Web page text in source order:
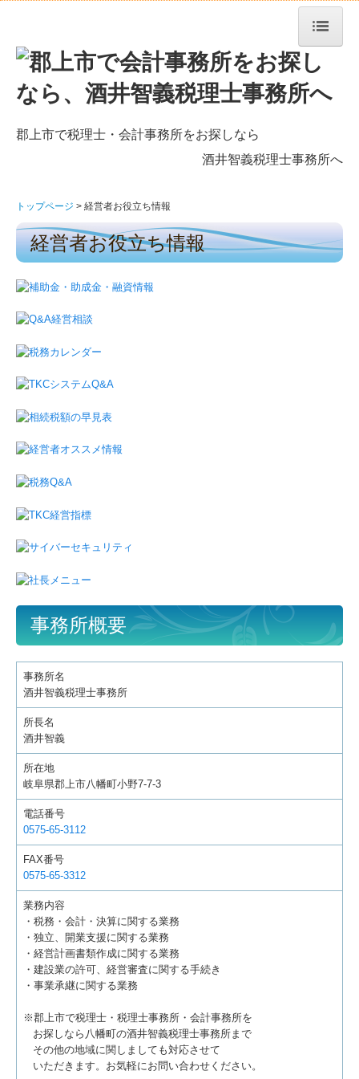
トップページ
事務所紹介
経営理念
交通案内
経営者お役立ち情報
関与先向け融資商品ご紹介
TKCシステムのご紹介
FXクラウドシリーズ
月次決算速報サービス
電帳法・インボイス最新情報
社会福祉法人の皆様へ
お問合せ
郡上市で税理士 ・ 会計事務所をお探しなら
酒井智義税理士事務所へ
トップページ 経営者お役立ち情報
事務所概要
事務所名
酒井智義税理士事務所
所長名
酒井智義
所在地
岐阜県郡上市八幡町小野7-7-3
電話番号
0575-65-3112
FAX番号
0575-65-3312
業務内容
・税務・会計・決算に関する業務
・独立、開業支援に関する業務
・経営計画書類作成に関する業務
・建設業の許可、経営審査に関する手続き
・事業承継に関する業務
※郡上市で税理士・税理士事務所・会計事務所を
お探しなら八幡町の酒井智義税理士事務所まで
その他の地域に関しましても対応させて
いただきます。お気軽にお問い合わせください。
経営者お役立ち情報